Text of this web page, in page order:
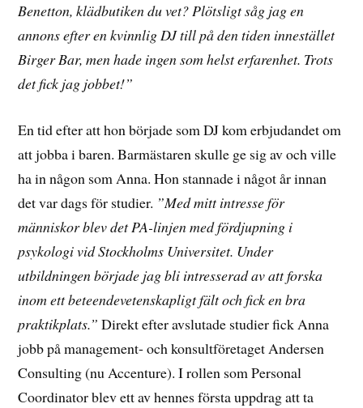
Benetton, klädbutiken du vet? Plötsligt såg jag en
annons efter en kvinnlig DJ till på den tiden innestället
Birger Bar, men hade ingen som helst erfarenhet. Trots
det fick jag jobbet!”
En tid efter att hon började som DJ kom erbjudandet om
att jobba i baren. Barmästaren skulle ge sig av och ville
ha in någon som Anna. Hon stannade i något år innan
det var dags för studier. ”Med mitt intresse för
människor blev det PA-linjen med fördjupning i
psykologi vid Stockholms Universitet. Under
utbildningen började jag bli intresserad av att forska
inom ett beteendevetenskapligt fält och fick en bra
praktikplats.”Direkt efter avslutade studier fick Anna
jobb på management- och konsultföretaget Andersen
Consulting (nu Accenture). I rollen som Personal
Coordinator blev ett av hennes första uppdrag att ta